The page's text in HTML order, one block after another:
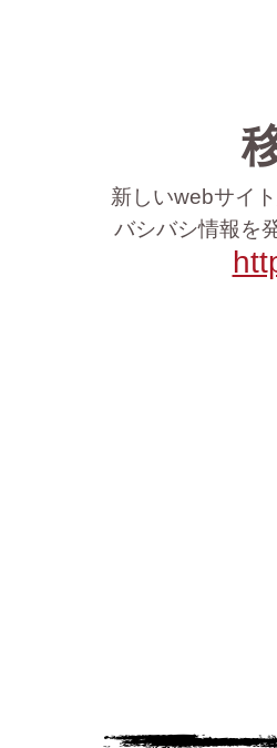
新しいwebサイト
バシバシ情報